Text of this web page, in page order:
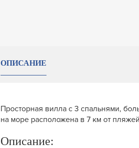
ОПИСАНИЕ
Просторная вилла с 3 спальнями,
на море расположена в 7 км от
Описание: